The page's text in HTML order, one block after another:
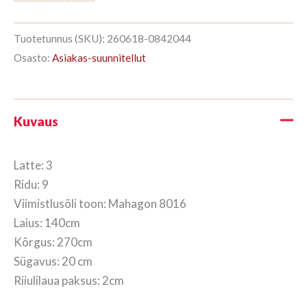
Mahagon
määrä
Tuotetunnus (SKU): 260618-0842044
Osasto: Asiakas-suunnitellut
Kuvaus
Latte: 3
Ridu: 9
Viimistlusõli toon: Mahagon 8016
Laius: 140cm
Kõrgus: 270cm
Sügavus: 20 cm
Riiulilaua paksus: 2cm